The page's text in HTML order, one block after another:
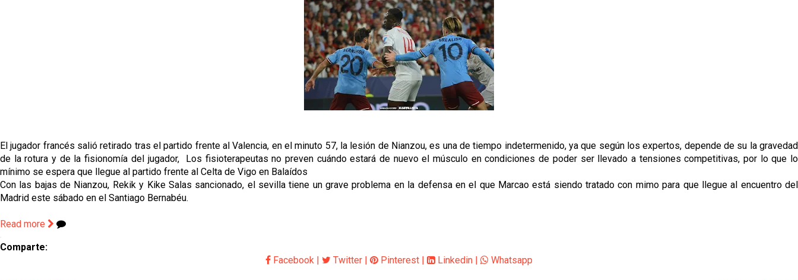
El jugador francés salió retirado tras el partido frente al Valencia, en el minuto 57, la lesión de Nianzou, es una de tiempo indetermenido, ya que según los expertos, depende de su la gravedad
de la rotura y de la fisionomía del jugador, Los fisioterapeutas no preven cuándo estará de nuevo el músculo en condiciones de poder ser llevado a tensiones competitivas, por lo que lo
mínimo se espera que llegue al partido frente al Celta de Vigo en Balaídos
Con las bajas de Nianzou, Rekik y Kike Salas sancionado, el sevilla tiene un grave problema en la defensa en el que Marcao está siendo tratado con mimo para que llegue al encuentro del
Madrid este sábado en el Santiago Bernabéu.
Read more
Comparte:
Facebook | Twitter | Pinterest | Linkedin | Whatsapp